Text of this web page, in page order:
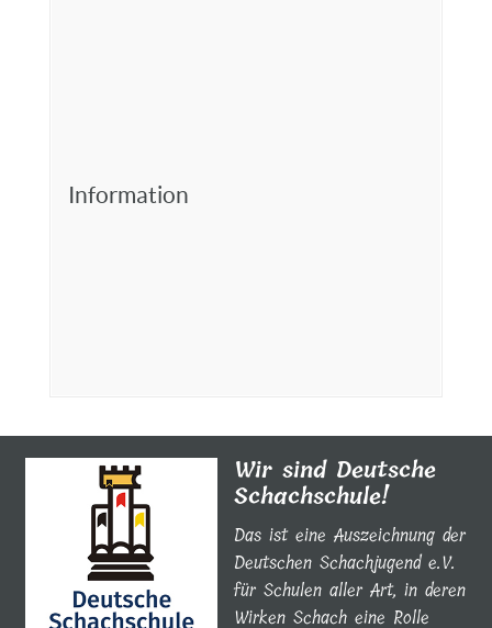
Information
Wir sind Deutsche
Schachschule!
Das ist eine Auszeichnung der
Deutschen Schachjugend e.V.
für Schulen aller Art, in deren
Wirken Schach eine Rolle